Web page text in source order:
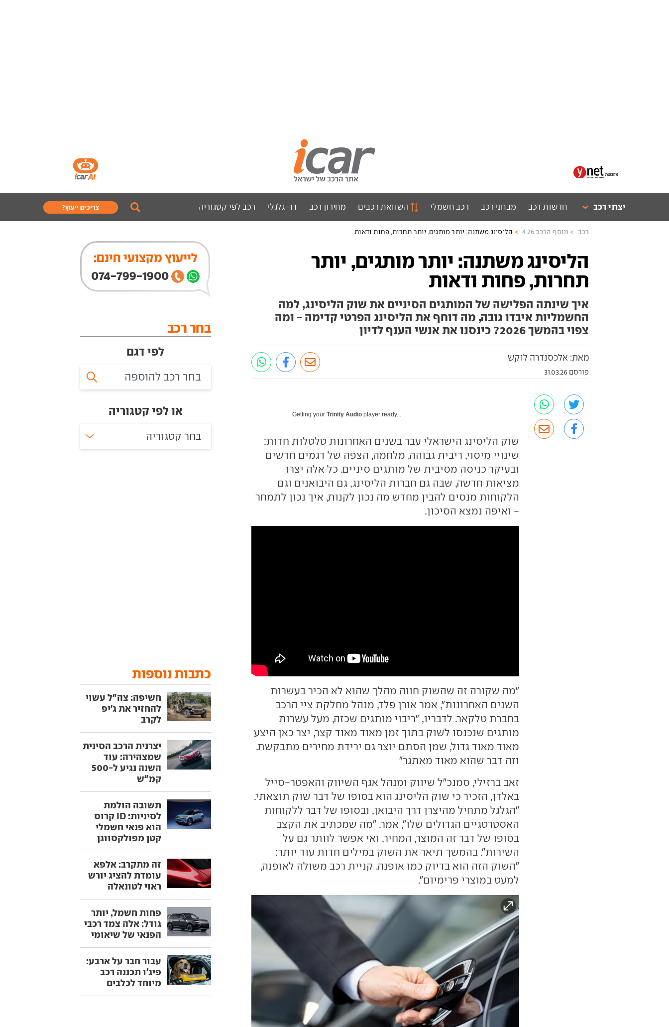
יצרני רכב חדשות רכב מבחני רכב רכב חשמלי השוואת רכבים מחירון רכב דו-גלגלי רכב לפי קטגוריה צריכים ייעוץ?
רכב מוסף הרכב 4.26 הליסינג משתנה: יותר מותגים, יותר תחרות, פחות ודאות
הליסינג משתנה: יותר מותגים, יותר
תחרות, פחות ודאות
איך שינתה הפלישה של המותגים הסיניים את שוק הליסינג, למה
החשמליות איבדו גובה, מה דוחף את הליסינג הפרטי קדימה - ומה
צפוי בהמשך 2026? כינסנו את אנשי הענף לדיון
מאת: אלכסנדרה לוקש
פורסם 31.03.26
Getting yourTrinity Audio player ready...
שוק הליסינג הישראלי עבר בשנים האחרונות טלטלות חדות:
שינויי מיסוי, ריבית גבוהה, מלחמה, הצפה של דגמים חדשים
ובעיקר כניסה מסיבית של מותגים סיניים. כל אלה יצרו
מציאות חדשה, שבה גם חברות הליסינג, גם היבואנים וגם
הלקוחות מנסים להבין מחדש מה נכון לקנות, איך נכון לתמחר
- ואיפה נמצא הסיכון.
"מה שקורה זה שהשוק חווה מהלך שהוא לא הכיר בעשרות
השנים האחרונות", אמר אורן פלד, מנהל מחלקת ציי הרכב
בחברת טלקאר. לדבריו, "ריבוי מותגים שכזה, מעל עשרות
מותגים שנכנסו לשוק בתוך זמן מאוד מאוד קצר, יצר כאן היצע
מאוד מאוד גדול, שמן הסתם יוצר גם ירידת מחירים מתבקשת.
וזה דבר שהוא מאוד מאתגר"
זאב ברזילי, סמנכ"ל שיווק ומנהל אגף השיווק והאפטר-סייל
באלדן, הזכיר כי שוק הליסינג הוא בסופו של דבר שוק תוצאתי.
"הגלגל מתחיל מהיצרן דרך היבואן, ובסופו של דבר ללקוחות
האסטרטגיים הגדולים שלו", אמר. "מה שמכתיב את הקצב
בסופו של דבר זה המוצר, המחיר, ואי אפשר לוותר גם על
השירות". בהמשך תיאר את השוק במילים חדות עוד יותר:
"השוק הזה הוא בדיוק כמו אופנה. קניית רכב משולה לאופנה,
למעט במוצרי פרימיום".
לייעוץ מקצועי חינם:
074-799-1900
בחר רכב
לפי דגם
או לפי קטגוריה
בחר קטגוריה
כתבות נוספות
חשיפה: צה"ל עשוי
להחזיר את ג'יפ
לקרב
יצרנית הרכב הסינית
שמצהירה: עוד
השנה נגיע ל-500
קמ"ש
תשובה הולמת
לסיניות: ID קרוס
הוא פנאי חשמלי
קטן מפולקסווגן
זה מתקרב: אלפא
עומדת להציג יורש
ראוי לטונאלה
פחות חשמל, יותר
גודל: אלה צמד רכבי
הפנאי של שיאומי
עבור חבר על ארבע:
פיג'ו תכננה רכב
מיוחד לכלבים